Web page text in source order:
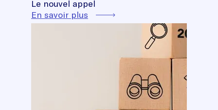
Le nouvel appel
En savoir plus